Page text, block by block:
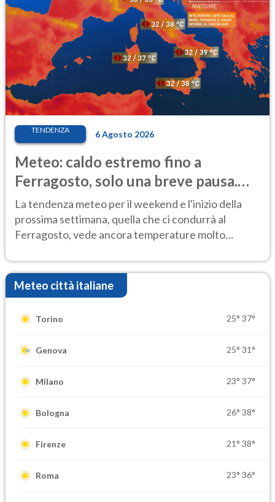
TENDENZA 6 Agosto 2026
Meteo: caldo estremo fino a
Ferragosto, solo una breve pausa.
Ecco dove
La tendenza meteo per il weekend e l'inizio della
prossima settimana, quella che ci condurrà al
Ferragosto, vede ancora temperature molto
Meteo città italiane
Torino 25° 37°
Genova 25° 31°
Milano 23° 37°
Bologna 26° 38°
Firenze 21° 38°
Roma 23° 36°